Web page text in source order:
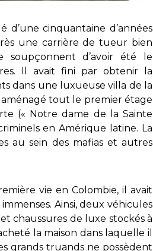
d’une cinquantaine d’années
une carrière de tueur bien
soupçonnent d’avoir été le
Il avait fini par obtenir la
dans une luxueuse villa de la
aménagé tout le premier étage
(« Notre dame de la Sainte
en Amérique latine. La
au sein des mafias et autres
vie en Colombie, il avait
Ainsi, deux véhicules
chaussures de luxe stockés à
la maison dans laquelle il
grands truands ne possèdent